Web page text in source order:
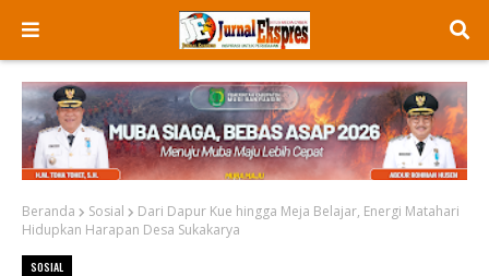
Beranda Sosial
Dari Dapur Kue hingga Meja Belajar, Energi Matahari
Hidupkan Harapan Desa Sukakarya
SOSIAL